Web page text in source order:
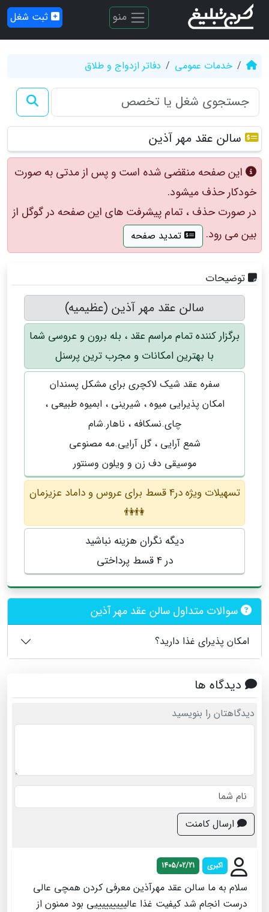
منو ثبت شغل
خدمات عمومی دفاتر ازدواج و طلاق
سالن عقد مهر آذین
این صفحه منقضی شده است و پس از مدتی به صورت
خودکار حذف میشود.
در صورت حذف ، تمام پیشرفت های این صفحه در گوگل از
بین می رود.
تمدید صفحه
توضیحات
سالن عقد مهر آذین (عظیمیه)
برگزار کننده تمام مراسم عقد ، بله برون و عروسی شما
با بهترین امکانات و مجرب ترین پرسنل
سفره عقد شیک لاکچری برای مشکل پسندان
امکان پذیرایی میوه ، شیرینی ، ابمیوه طبیعی ،
چای.نسکافه ، ناهار.شام
شمع آرایی ، گل آرایی.مه مصنوعی
موسیقی دف زن و ویلون وسنتور
تسهیلات ویژه در4 قسط برای عروس و داماد عزیزمان
👫👫
دیگه نگران هزینه نباشید
در 4 قسط پرداختی
سوالات متداول سالن عقد مهر آذین
امکان پذیرای غذا دارید؟
دیدگاه ها
دیدگاهتان را بنویسید
ارسال کامنت
اکبری 1405/02/21
سلام به ما سالن عقد مهرآذین معرفی کردن همچی عالی
درست انجام شد کیفیت غذا عالیییییییییی بود ممنون از